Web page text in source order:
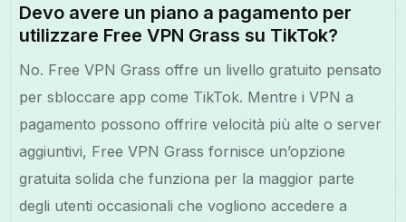
Devo avere un piano a pagamento per
utilizzare Free VPN Grass su TikTok?
No. Free VPN Grass offre un livello gratuito pensato
per sbloccare app come TikTok. Mentre i VPN a
pagamento possono offrire velocità più alte o server
aggiuntivi, Free VPN Grass fornisce un’opzione
gratuita solida che funziona per la maggior parte
degli utenti occasionali che vogliono accedere a